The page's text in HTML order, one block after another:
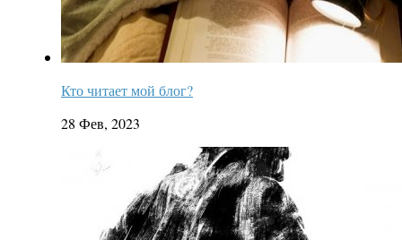
Кто читает мой блог?
28 Фев, 2023